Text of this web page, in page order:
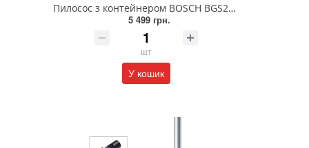
Пилосос з контейнером BOSCH BGS21X320
5 499 грн.
шт
У кошик